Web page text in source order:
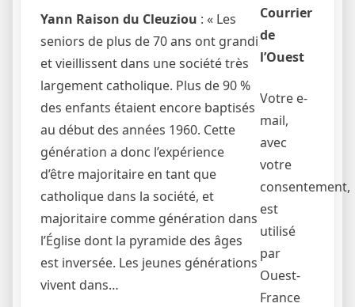
Courrier
de
l’Ouest
Votre e-
mail,
avec
votre
consentement,
est
utilisé
par
Ouest-
France
Yann Raison du Cleuziou : « Les
seniors de plus de 70 ans ont grandi
et vieillissent dans une société très
largement catholique. Plus de 90 %
des enfants étaient encore baptisés
au début des années 1960. Cette
génération a donc l’expérience
d’être majoritaire en tant que
catholique dans la société, et
majoritaire comme génération dans
l’Église dont la pyramide des âges
est inversée. Les jeunes générations
vivent dans…